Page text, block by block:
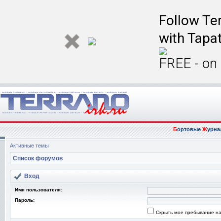
Follow
with
FREE -
БортовыеЖ
Активные темы
Список форумов
Вход
Имя пользователя:
Пароль:
Скрыть мое пребывание